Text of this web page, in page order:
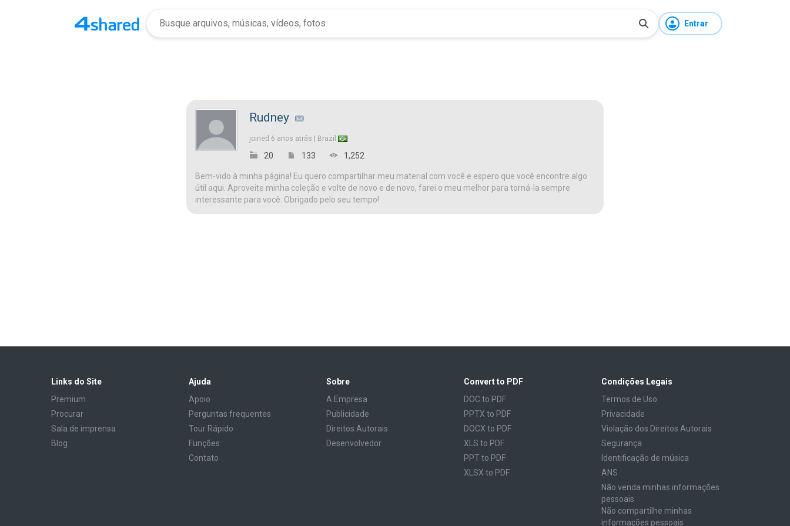
Entrar
Rudney
joined 6 anos atrás | Brazil
20 133 1,252
Bem-vido à minha página! Eu quero compartilhar meu material com você e espero que você encontre algo
útil aqui. Aproveite minha coleção e volte de novo e de novo, farei o meu melhor para torná-la sempre
interessante para você. Obrigado pelo seu tempo!
Links do Site
Premium
Procurar
Sala de imprensa
Blog
Ajuda
Apoio
Perguntas frequentes
Tour Rápido
Funções
Contato
Sobre
A Empresa
Publicidade
Direitos Autorais
Desenvolvedor
Convert to PDF
DOC to PDF
PPTX to PDF
DOCX to PDF
XLS to PDF
PPT to PDF
XLSX to PDF
Condições Legais
Termos de Uso
Privacidade
Violação dos Direitos Autorais
Segurança
Identificação de música
ANS
Não venda minhas informações
pessoais
Não compartilhe minhas
informações pessoais